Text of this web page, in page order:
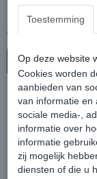
€ 25,00
In winkelwagen
Toestemming
Op deze website
Cookies worden
aanbieden van
van informatie en
sociale media-,
informatie over
informatie
zij mogelijk
diensten of die u